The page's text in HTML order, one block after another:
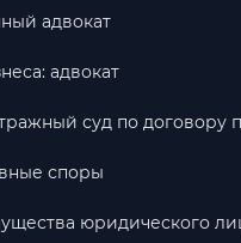
адвокат
адвокат
суд по договору
споры
юридического